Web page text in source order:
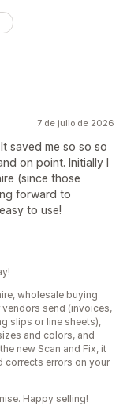
7 de julio de 2026
It saved me so so so
on point. Initially I
(since those
forward to
to use!
wholesale buying
vendors send (invoices,
slips or line sheets),
and colors, and
new Scan and Fix, it
corrects errors on your
Happy selling!